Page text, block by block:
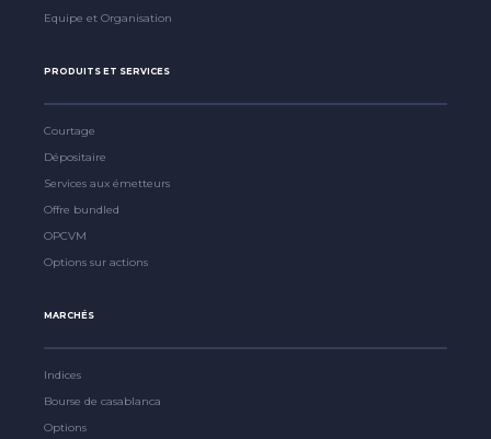
Equipe et Organisation
PRODUITS ET SERVICES
Courtage
Dépositaire
Services aux émetteurs
Offre bundled
OPCVM
Options sur actions
MARCHÉS
Indices
Bourse de casablanca
Options